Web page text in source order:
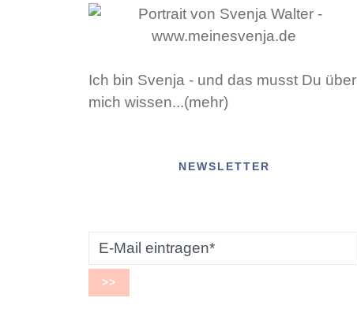
Ich bin Svenja - und das musst Du über
mich wissen...(mehr)
NEWSLETTER